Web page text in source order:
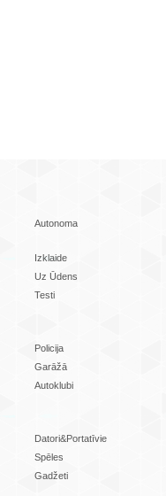
Autonoma
Izklaide
Uz Ūdens
Testi
Policija
Garāžā
Autoklubi
Datori&Portatīvie
Spēles
Gadžeti